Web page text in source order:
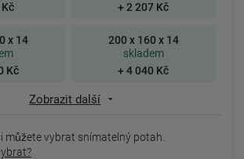
+ 2 207 Kč
x 14
Kč
200 x 160 x 14
skladem
+ 4 040 Kč
Zobrazit další
můžete vybrat snímatelný potah.